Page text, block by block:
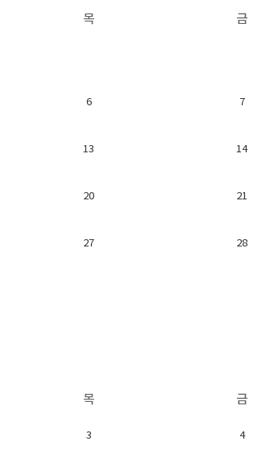
목 금
6 7
13 14
20 21
27 28
목 금
3 4